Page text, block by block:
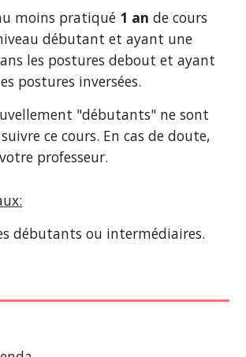
moins pratiqué 1 an de cours
débutant et ayant une
les postures debout et ayant
postures inversées.
"débutants" ne sont
ce cours. En cas de doute,
professeur.
:
débutants ou intermédiaires.